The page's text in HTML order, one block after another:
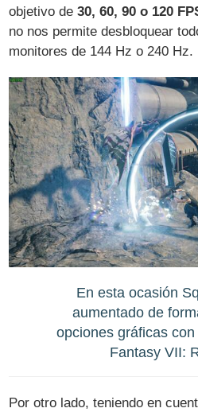
objetivo de30, 60, 90 o 120
no nos permite desbloquear
monitores de 144 Hz o 240 Hz.
En esta ocasión
aumentado de
opciones gráficas
Fantasy VII:
Por otro lado, teniendo en